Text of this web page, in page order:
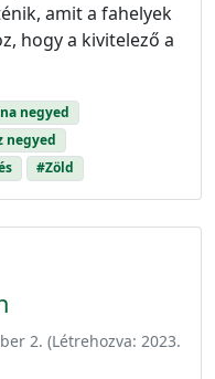
amit a fahelyek
hogy a kivitelező a
negyed
negyed
#Zöld
2. (Létrehozva: 2023.